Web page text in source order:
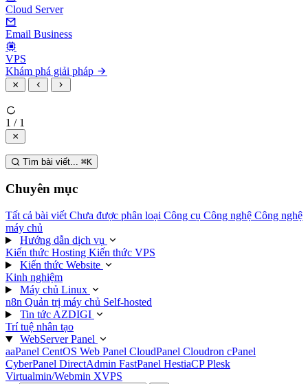
Cloud Server
Email Business
VPS
Khám phá giải pháp
1 / 1
Tìm bài viết... ⌘K
Chuyên mục
Tất cả bài viết Chưa được phân loại Công cụ Công nghệ Công nghệ
máy chủ
Hướng dẫn dịch vụ
Kiến thức Hosting Kiến thức VPS
Kiến thức Website
Kinh nghiệm
Máy chủ Linux
n8n Quản trị máy chủ Self-hosted
Tin tức AZDIGI
Trí tuệ nhân tạo
WebServer Panel
aaPanel CentOS Web Panel CloudPanel Cloudron cPanel
CyberPanel DirectAdmin FastPanel HestiaCPPlesk
Virtualmin/Webmin XVPS